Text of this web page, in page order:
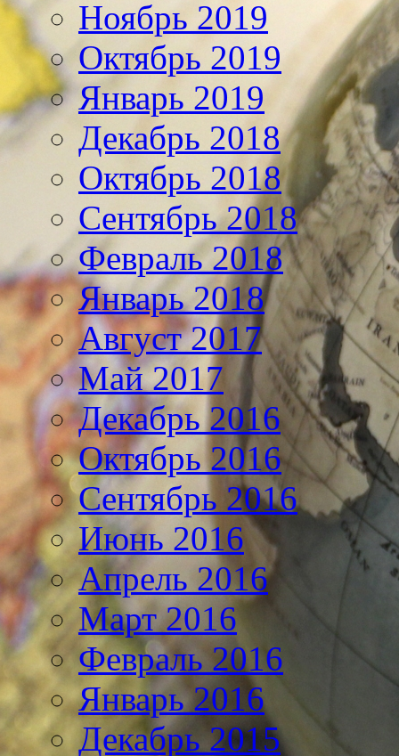
Ноябрь 2019
Октябрь 2019
Январь 2019
Декабрь 2018
Октябрь 2018
Сентябрь 2018
Февраль 2018
Январь 2018
Август 2017
Май 2017
Декабрь 2016
Октябрь 2016
Сентябрь 2016
Июнь 2016
Апрель 2016
Март 2016
Февраль 2016
Январь 2016
Декабрь 2015